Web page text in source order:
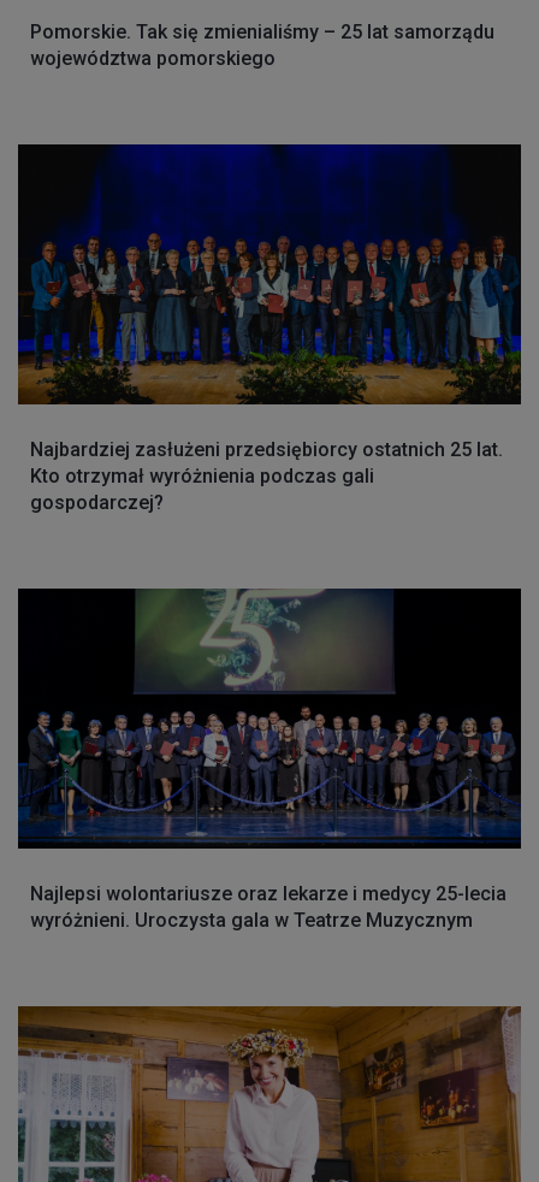
Pomorskie. Tak się zmienialiśmy – 25 lat samorządu
województwa pomorskiego
Najbardziej zasłużeni przedsiębiorcy ostatnich 25 lat.
Kto otrzymał wyróżnienia podczas gali
gospodarczej?
Najlepsi wolontariusze oraz lekarze i medycy 25-lecia
wyróżnieni. Uroczysta gala w Teatrze Muzycznym